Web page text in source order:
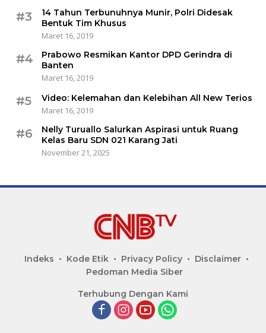
#3
14 Tahun Terbunuhnya Munir, Polri Didesak
Bentuk Tim Khusus
Maret 16, 2019
#4
Prabowo Resmikan Kantor DPD Gerindra di
Banten
Maret 16, 2019
#5
Video: Kelemahan dan Kelebihan All New Terios
Maret 16, 2019
#6
Nelly Turuallo Salurkan Aspirasi untuk Ruang
Kelas Baru SDN 021 Karang Jati
November 21, 2025
Indeks Kode Etik Privacy Policy
Disclaimer
Pedoman Media Siber
Terhubung Dengan Kami